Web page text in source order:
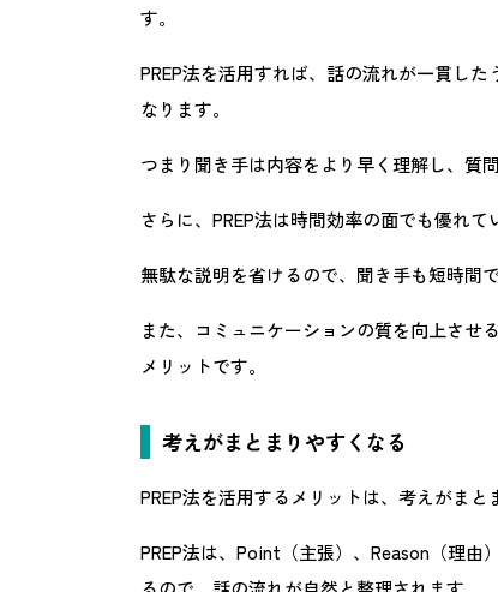
す。
PREP法を活用すれば、話の流れが一貫し
なります。
つまり聞き手は内容をより早く理解し、質
さらに、PREP法は時間効率の面でも優れて
無駄な説明を省けるので、聞き手も短時間
また、コミュニケーションの質を向上させ
メリットです。
考えがまとまりやすくなる
PREP法を活用するメリットは、考えがまと
PREP法は、Point（主張）、Reason（理